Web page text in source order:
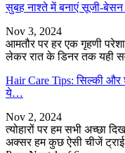
सुबह नाश्ते में बनाएं सूजी-बेसन
Nov 3, 2024
आमतौर पर हर एक गृहणी
लेकर रात के डिनर तक यही
Hair Care Tips: सिल्की और
ये…
Nov 2, 2024
त्योहारों पर हम सभी अच्छा
अक्सर हम कुछ ऐसी चीजें